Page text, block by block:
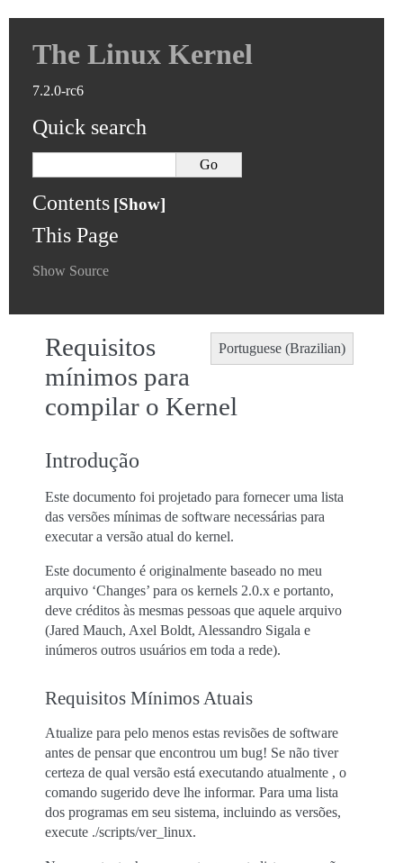
The Linux Kernel
7.2.0-rc6
Quick search
Contents
This Page
Show Source
Portuguese (Brazilian)
Requisitos
mínimos para
compilar o Kernel
Introdução
Este documento foi projetado para fornecer uma lista
das versões mínimas de software necessárias para
executar a versão atual do kernel.
Este documento é originalmente baseado no meu
arquivo ‘Changes’ para os kernels 2.0.x e portanto,
deve créditos às mesmas pessoas que aquele arquivo
(Jared Mauch, Axel Boldt, Alessandro Sigala e
inúmeros outros usuários em toda a rede).
Requisitos Mínimos Atuais
Atualize para pelo menos estas revisões de software
antes de pensar que encontrou um bug! Se não tiver
certeza de qual versão está executando atualmente , o
comando sugerido deve lhe informar. Para uma lista
dos programas em seu sistema, incluindo as versões,
execute ./scripts/ver_linux.